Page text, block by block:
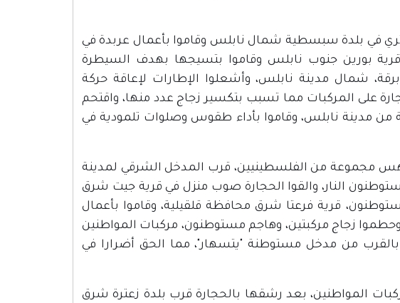
في بلدة سبسطية شمال نابلس وقاموا بأعمال عربدة في
بورين جنوب نابلس وقاموا بتسيجها بهدف السيطرة
شمال مدينة نابلس، وأشعلوا الإطارات لإعاقة حركة
على المركبات مما تسبب بتكسير زجاج عدد منها، واقتحم
مدينة نابلس، وقاموا بأداء طقوس وصلوات تلمودية في
مجموعة من الفلسطينيين، قرب المدخل الشرقي لمدينة
النار، والقوا الحجارة صوب منزل في قرية جيت شرق
قرية فرعتا شرق محافظة قلقيلية، وقاموا بأعمال
زجاج مركبتين، وهاجم مستوطنون، مركبات المواطنين
بالقرب من مدخل مستوطنة "يتسهار"، مما الحق أضرارا في
المواطنين، بعد رشقها بالحجارة قرب بلدة زعترة شرق